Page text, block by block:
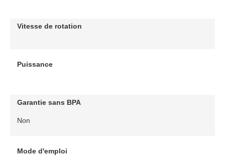
Vitesse de rotation
Puissance
Garantie sans BPA
Non
Mode d'emploi